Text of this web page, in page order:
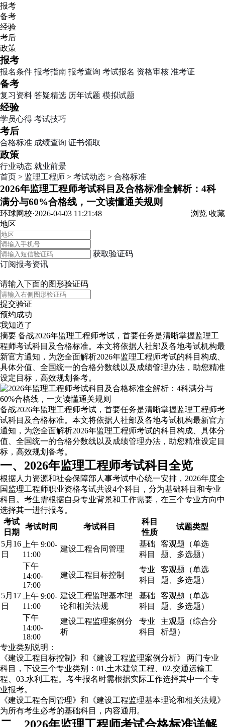
报考
备考
经验
考后
政策
报考
报名条件 报考指南 报考查询 考试报名 资格审核 准考证
备考
复习资料 答疑精选 历年试题 模拟试题
经验
学员心得 考试技巧
考后
合格标准 成绩查询 证书领取
政策
行业动态 就业前景
首页 > 监理工程师 > 考试动态 > 合格标准
2026年监理工程师考试科目及合格标准全解析：4科
满分与60%合格线，一文读懂通关规则
环球网校·2026-04-03 11:21:48 浏览 收藏
地区
获取验证码
订阅报考资讯
请输入下面的图形验证码
提交验证
预约成功
我知道了
摘要 备战2026年监理工程师考试，首要任务是清晰掌握监理工
程师考试科目及合格标准。本文将依据人社部及各地考试机构最
新官方通知，为您全面解析2026年监理工程师考试的科目构成、
具体分值、全国统一的合格分数线以及成绩管理办法，助您精准
设定目标，高效规划备考。
备战2026年监理工程师考试，首要任务是清晰掌握监理工程师考
试科目及合格标准。本文将依据人社部及各地考试机构最新官方
通知，为您全面解析2026年监理工程师考试的科目构成、具体分
值、全国统一的合格分数线以及成绩管理办法，助您精准设定目
标，高效规划备考。
一、2026年监理工程师考试科目全览
根据人力资源和社会保障部人事考试中心统一安排，2026年度全
国监理工程师职业资格考试共设4个科目，分为基础科目和专业
科目。考生需根据自身专业背景和工作需要，在三个专业方向中
选择其一进行报考。
考试
日期
考试时间 考试科目
科目
性质
试题类型
5月16
日
上午 9:00-
11:00
建设工程合同管理
基础
科目
客观题（单选
题、多选题）
下午
14:00-
17:00
建设工程目标控制
专业
科目
客观题（单选
题、多选题）
5月17
日
上午 9:00-
11:00
建设工程监理基本理
论和相关法规
基础
科目
客观题（单选
题、多选题）
下午
14:00-
18:00
建设工程监理案例分
析
专业
科目
主观题（综合分
析题）
专业类别说明：
《建设工程目标控制》和《建设工程监理案例分析》 两门专业
科目，下设三个专业类别：01.土木建筑工程、02.交通运输工
程、03.水利工程。考生报名时需根据实际工作选择其中一个专
业报考。
《建设工程合同管理》和《建设工程监理基本理论和相关法规》
为所有考生必考的基础科目，内容通用。